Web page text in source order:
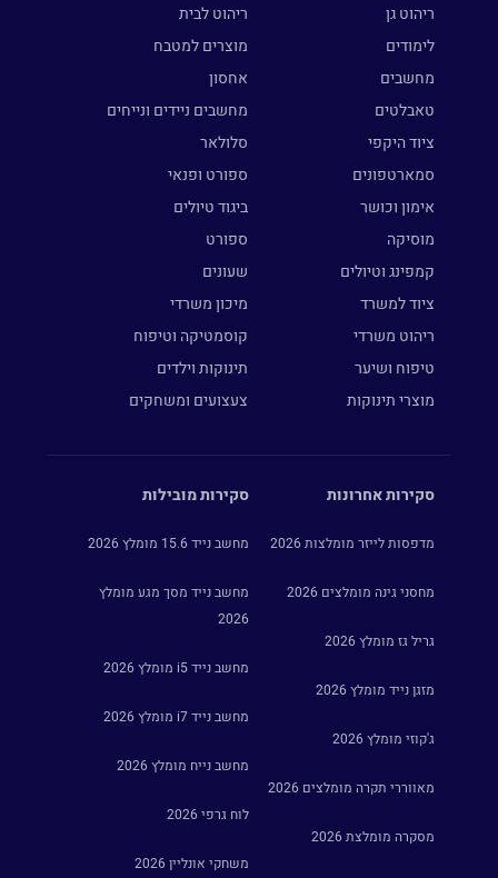
ריהוט גן
ריהוט לבית
לימודים
מוצרים למטבח
מחשבים
אחסון
טאבלטים
מחשבים ניידים ונייחים
ציוד היקפי
סלולאר
סמארטפונים
ספורט ופנאי
אימון וכושר
ביגוד טיולים
מוסיקה
ספורט
קמפינג וטיולים
שעונים
ציוד למשרד
מיכון משרדי
ריהוט משרדי
קוסמטיקה וטיפוח
טיפוח ושיער
תינוקות וילדים
מוצרי תינוקות
צעצועים ומשחקים
סקירות אחרונות
מדפסות לייזר מומלצות 2026
מחסני גינה מומלצים 2026
גריל גז מומלץ 2026
מזגן נייד מומלץ 2026
ג'קוזי מומלץ 2026
מאווררי תקרה מומלצים 2026
מסקרה מומלצת 2026
סקירות מובילות
מחשב נייד 15.6 מומלץ 2026
מחשב נייד מסך מגע מומלץ
2026
מחשב נייד i5 מומלץ 2026
מחשב נייד i7 מומלץ 2026
מחשב נייח מומלץ 2026
לוח גרפי 2026
משחקי אונליין 2026